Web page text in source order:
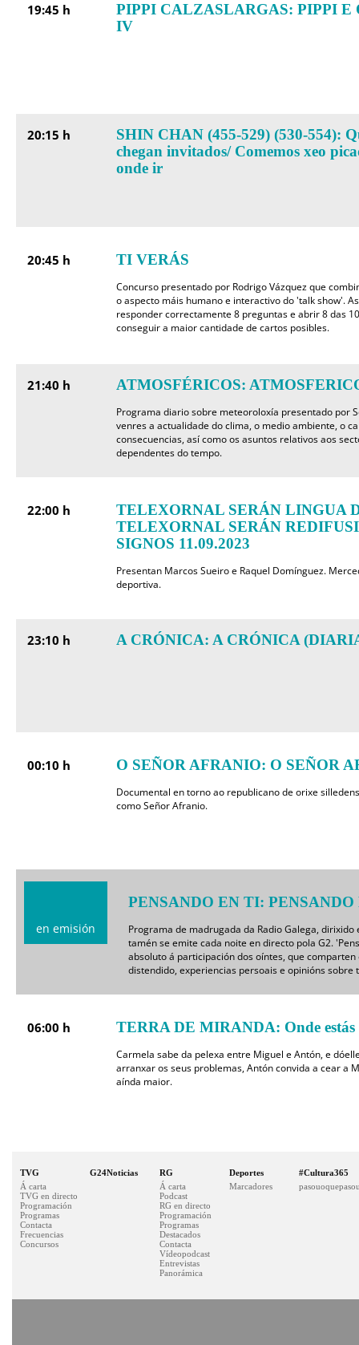
19:45 h
PIPPI CALZASLARGAS: PIPPI E
IV
20:15 h
SHIN CHAN (455-529) (530-554):
chegan invitados/ Comemos xeo
onde ir
20:45 h TI VERÁS
Concurso presentado por Rodrigo Vázquez que
o aspecto máis humano e interactivo do 'talk show'.
responder correctamente 8 preguntas e abrir 8 das
conseguir a maior cantidade de cartos posibles.
21:40 h ATMOSFÉRICOS:
Programa diario sobre meteoroloxía presentado por
venres a actualidade do clima, o medio ambiente, o
consecuencias, así como os asuntos relativos aos
dependentes do tempo.
22:00 h
TELEXORNAL SERÁN LINGUA
TELEXORNAL SERÁN
SIGNOS 11.09.2023
Presentan Marcos Sueiro e Raquel Domínguez.
deportiva.
23:10 h A CRÓNICA: A CRÓNICA
00:10 h O SEÑOR AFRANIO: O SEÑOR
Documental en torno ao republicano de orixe
como Señor Afranio.
en emisión
PENSANDO EN TI: PENSANDO
Programa de madrugada da Radio Galega,
tamén se emite cada noite en directo pola G2.
absoluto á participación dos oíntes, que
distendido, experiencias persoais e opinións sobre
06:00 h TERRA DE MIRANDA: Onde estás
Carmela sabe da pelexa entre Miguel e Antón, e
arranxar os seus problemas, Antón convida a cear a
aínda maior.
TVG
Á carta
TVG en directo
Programación
Programas
Contacta
Frecuencias
Concursos
G24Noticias
RG
Á carta
Podcast
RG en directo
Programación
Programas
Destacados
Contacta
Vídeopodcast
Entrevistas
Panorámica
Deportes
Marcadores
#Cultura365